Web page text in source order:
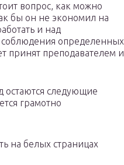
вопрос, как можно
бы он не экономил на
и над
определенных
принят преподавателем и
остаются следующие
грамотно
на белых страницах